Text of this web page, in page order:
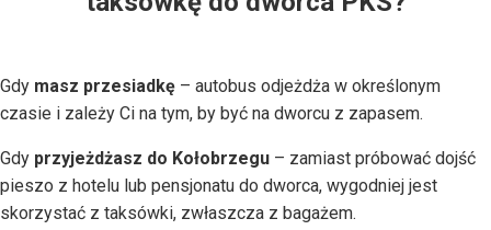
Gdy masz przesiadkę – autobus odjeżdża w określonym
czasie i zależy Ci na tym, by być na dworcu z zapasem.
Gdy przyjeżdżasz do Kołobrzegu – zamiast próbować dojść
pieszo z hotelu lub pensjonatu do dworca, wygodniej jest
skorzystać z taksówki, zwłaszcza z bagażem.